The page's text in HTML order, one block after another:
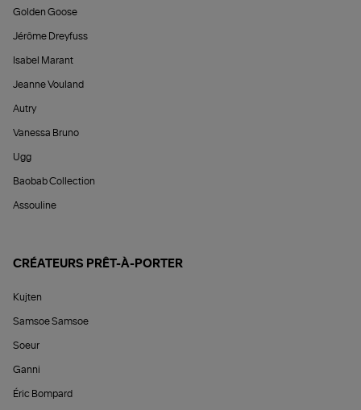
Golden Goose
Jérôme Dreyfuss
Isabel Marant
Jeanne Vouland
Autry
Vanessa Bruno
Ugg
Baobab Collection
Assouline
CRÉATEURS PRÊT-À-PORTER
Kujten
Samsoe Samsoe
Soeur
Ganni
Éric Bompard